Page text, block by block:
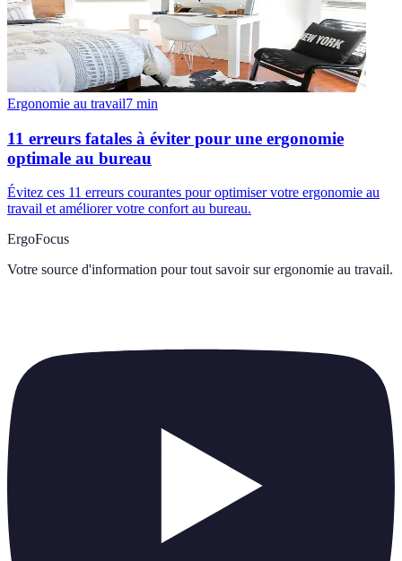
Ergonomie au travail7 min
11 erreurs fatales à éviter pour une ergonomie
optimale au bureau
Évitez ces 11 erreurs courantes pour optimiser votre ergonomie au
travail et améliorer votre confort au bureau.
ErgoFocus
Votre source d'information pour tout savoir sur ergonomie au travail.